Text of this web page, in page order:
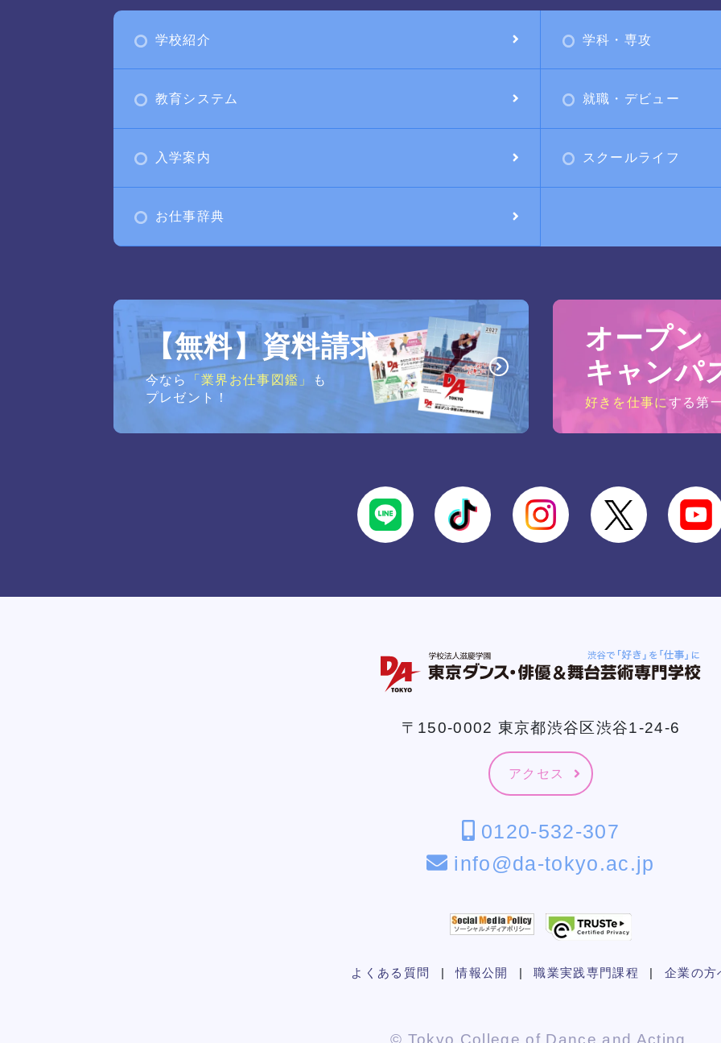
学校紹介 学科・専攻
教育システム 就職・デビュー
入学案内 スクールライフ
お仕事辞典
【無料】資料請求
今なら 「業界お仕事図鑑」
も
プレゼント！
オープン
キャンパ
好きを仕事にする第
〒150-0002 東京都渋谷区渋谷1-24-6
アクセス
0120-532-307
info@da-tokyo.ac.jp
よくある質問 情報公開 職業実践専門課程 企業の方
© Tokyo College of Dance and Acting.